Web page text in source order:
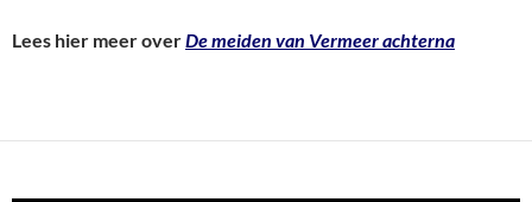
Lees hier meer overDe meiden van Vermeer achterna